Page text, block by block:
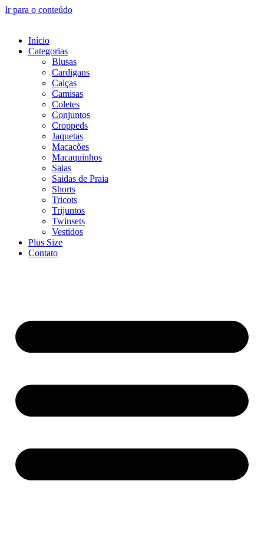
Ir para o conteúdo
Início
Categorias
Blusas
Cardigans
Calças
Camisas
Coletes
Conjuntos
Croppeds
Jaquetas
Macacões
Macaquinhos
Saias
Saidas de Praia
Shorts
Tricots
Trijuntos
Twinsets
Vestidos
Plus Size
Contato